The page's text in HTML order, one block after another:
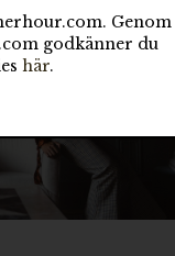
Genom
godkänner du
här.